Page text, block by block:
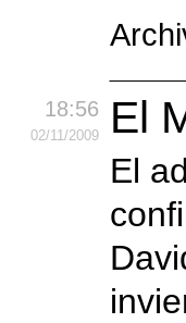
18:56
02/11/2009 El
El